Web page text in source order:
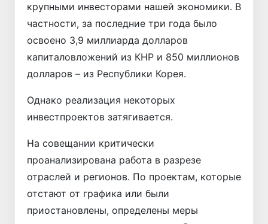
крупными инвесторами нашей экономики. В
частности, за последние три года было
освоено 3,9 миллиарда долларов
капиталовложений из КНР и 850 миллионов
долларов – из Республики Корея.
Однако реализация некоторых
инвестпроектов затягивается.
На совещании критически
проанализирована работа в разрезе
отраслей и регионов. По проектам, которые
отстают от графика или были
приостановлены, определены меры